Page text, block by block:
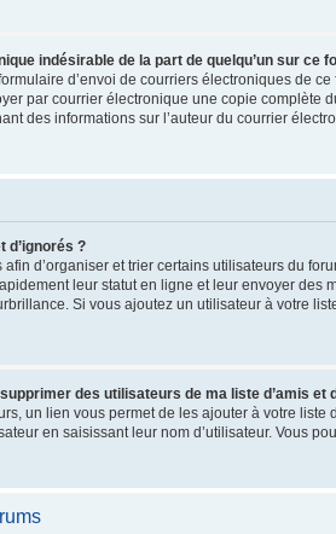
indésirable de la part de quelqu’un sur ce
d’envoi de courriers électroniques de
par courrier électronique une copie complète
des informations sur l’auteur du courrier
d’ignorés ?
d’organiser et trier certains utilisateurs du
leur statut en ligne et leur envoyer
Si vous ajoutez un utilisateur à votre
des utilisateurs de ma liste d’amis et
un lien vous permet de les ajouter à votre
en saisissant leur nom d’utilisateur. Vous